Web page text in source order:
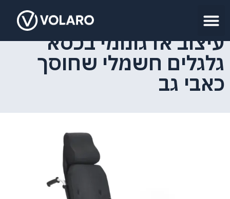
עיצוב ארגונומי בכסא
גלגלים חשמלי שחוסך
כאבי גב